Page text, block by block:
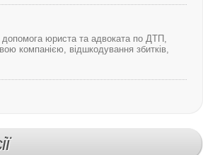
допомога юриста та адвоката по ДТП,
компанією, відшкодування збитків,